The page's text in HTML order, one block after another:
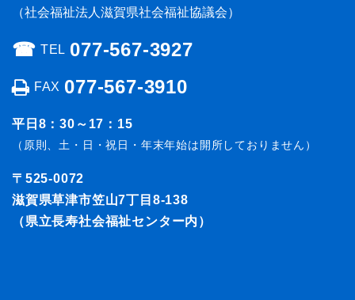
（社会福祉法人滋賀県社会福祉協議会）
☎︎ TEL 077-567-3927
FAX 077-567-3910
平日8：30～17：15
（原則、土・日・祝日・年末年始は開所しておりません）
〒525-0072
滋賀県草津市笠山7丁目8-138
（県立長寿社会福祉センター内）